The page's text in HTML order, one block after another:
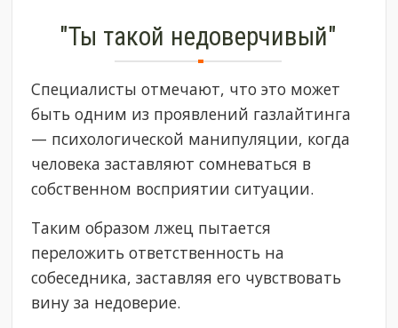
"Ты такой недоверчивый"
Специалисты отмечают, что это может
быть одним из проявлений газлайтинга
— психологической манипуляции, когда
человека заставляют сомневаться в
собственном восприятии ситуации.
Таким образом лжец пытается
переложить ответственность на
собеседника, заставляя его чувствовать
вину за недоверие.